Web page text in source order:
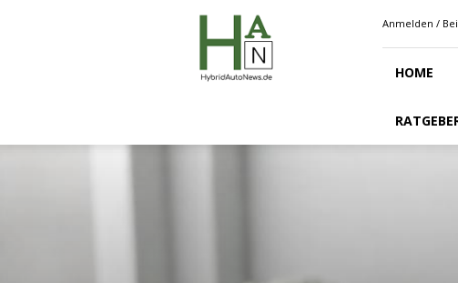
Hybridautonews.de
Anmelden /
HOME